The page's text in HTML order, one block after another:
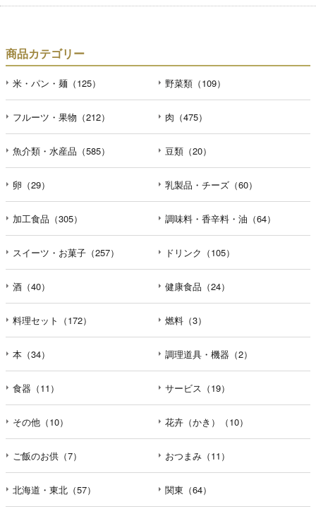
商品カテゴリー
米・パン・麺（125） 野菜類（109）
フルーツ・果物（212） 肉（475）
魚介類・水産品（585） 豆類（20）
卵（29） 乳製品・チーズ（60）
加工食品（305） 調味料・香辛料・油（64）
スイーツ・お菓子（257） ドリンク（105）
酒（40） 健康食品（24）
料理セット（172） 燃料（3）
本（34） 調理道具・機器（2）
食器（11） サービス（19）
その他（10） 花卉（かき）（10）
ご飯のお供（7） おつまみ（11）
北海道・東北（57） 関東（64）